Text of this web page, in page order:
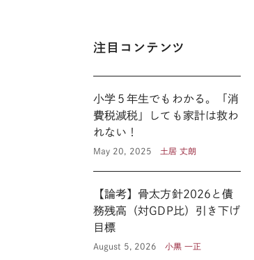
注目コンテンツ
小学５年生でもわかる。「消
費税減税」しても家計は救わ
れない！
May 20, 2025 土居 丈朗
【論考】骨太方針2026と債
務残高（対GDP比）引き下げ
目標
August 5, 2026 小黒 一正